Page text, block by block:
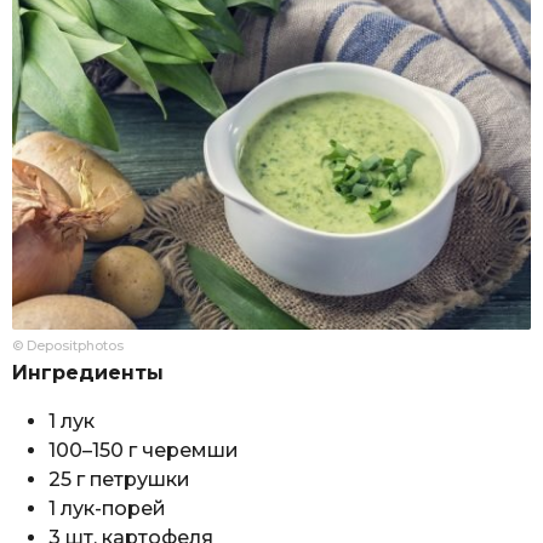
© Depositphotos
Ингредиенты
1 лук
100–150 г черемши
25 г петрушки
1 лук-порей
3 шт. картофеля